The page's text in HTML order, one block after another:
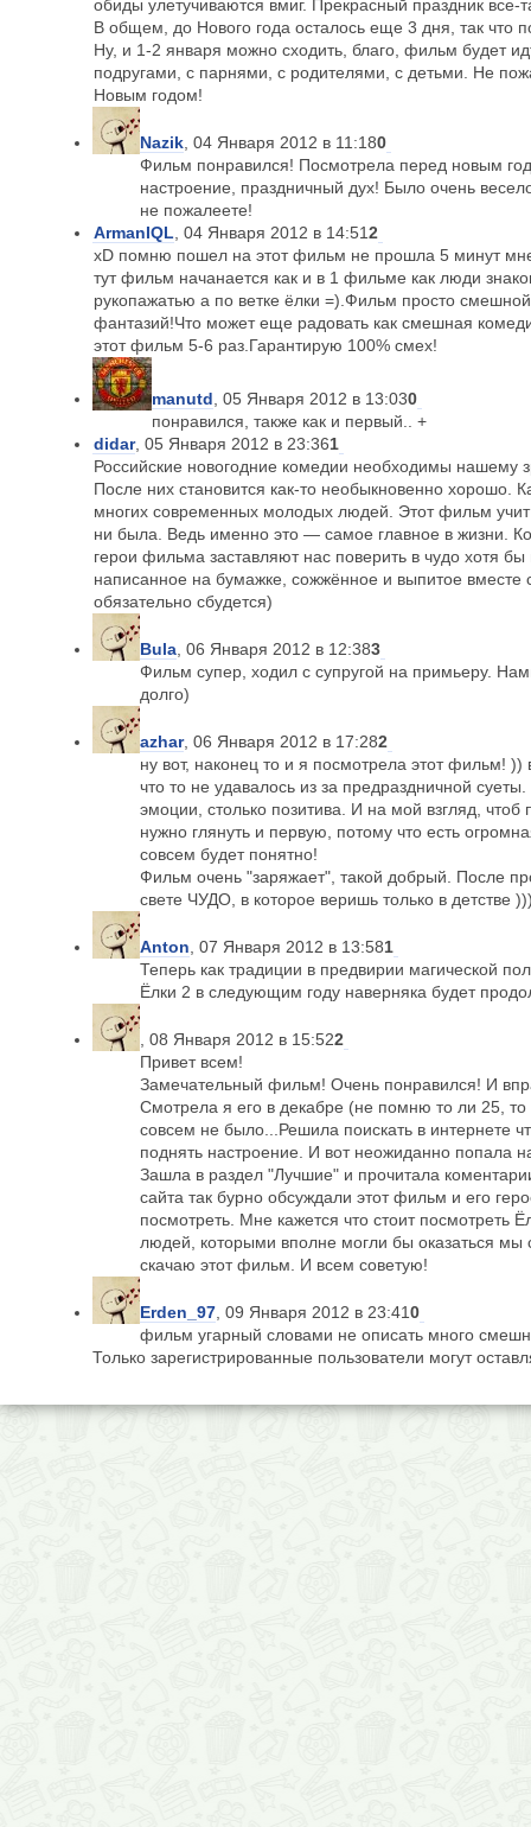
обиды улетучиваются вмиг. Прекрасный праздник
В общем, до Нового года осталось еще 3 дня, так что
Ну, и 1-2 января можно сходить, благо, фильм будет
подругами, с парнями, с родителями, с детьми. Не
Новым годом!
Nazik , 04 Января 2012 в 11:180
Фильм понравился! Посмотрела перед новым
настроение, праздничный дух! Было очень
не пожалеете!
ArmanIQL , 04 Января 2012 в 14:512
xD помню пошел на этот фильм не прошла 5 минут
тут фильм начанается как и в 1 фильме как люди
рукопажатью а по ветке ёлки =).Фильм просто
фантазий!Что может еще радовать как смешная
этот фильм 5-6 раз.Гарантирую 100% смех!
manutd , 05 Января 2012 в 13:030
понравился, также как и первый.. +
didar, 05 Января 2012 в 23:361
Российские новогодние комедии необходимы нашему
После них становится как-то необыкновенно хорошо.
многих современных молодых людей. Этот фильм
ни была. Ведь именно это — самое главное в жизни.
герои фильма заставляют нас поверить в чудо хотя
написанное на бумажке, сожжённое и выпитое
обязательно сбудется)
Bula , 06 Января 2012 в 12:383
Фильм супер, ходил с супругой на примьеру.
долго)
azhar, 06 Января 2012 в 17:282
ну вот, наконец то и я посмотрела этот фильм!
что то не удавалось из за предраздничной
эмоции, столько позитива. И на мой взгляд, чтоб
нужно глянуть и первую, потому что есть
совсем будет понятно!
Фильм очень "заряжает", такой добрый. После
свете ЧУДО, в которое веришь только в детстве
Anton , 07 Января 2012 в 13:581
Теперь как традиции в предвирии магической
Ёлки 2 в следующим году наверняка будет
, 08 Января 2012 в 15:522
Привет всем!
Замечательный фильм! Очень понравился! И
Смотрела я его в декабре (не помню то ли 25,
совсем не было...Решила поискать в интернете
поднять настроение. И вот неожиданно попала
Зашла в раздел "Лучшие" и прочитала
сайта так бурно обсуждали этот фильм и его
посмотреть. Мне кажется что стоит посмотреть
людей, которыми вполне могли бы оказаться
скачаю этот фильм. И всем советую!
Erden_97 , 09 Января 2012 в 23:410
фильм угарный словами не описать много
Только зарегистрированные пользователи могут